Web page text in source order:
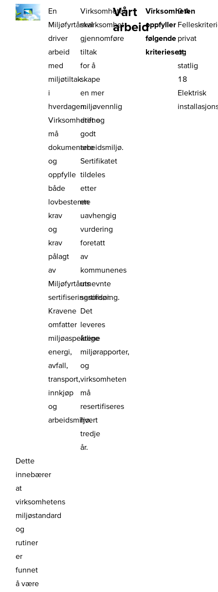
En
Miljøfyrtårnvirksomhet
driver
arbeid
med
miljøtiltak
i
hverdagen.
Virksomhetene
må
dokumentere
og
oppfylle
både
lovbestemte
krav
og
krav
pålagt
av
Miljøfyrtårns
sertifiseringsordning.
Kravene
omfatter
miljøaspektene
energi,
avfall,
transport,
innkjøp
og
arbeidsmiljø.
Virksomheten
skal
gjennomføre
tiltak
for å
skape
en mer
miljøvennlig
drift og
godt
arbeidsmiljø.
Sertifikatet
tildeles
etter
en
uavhengig
vurdering
foretatt
av
kommunenes
utnevnte
sertifisør.
Det
leveres
årlige
miljørapporter,
og
virksomheten
må
resertifiseres
hvert
tredje
år.
Vårt
arbeid
Virksomheten
oppfyller
følgende
kriteriesett:
0 A
privat
og
statlig
18
Elektrisk
Dette
innebærer
at
virksomhetens
miljøstandard
og
rutiner
er
funnet
å være